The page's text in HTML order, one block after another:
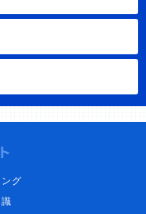
グ